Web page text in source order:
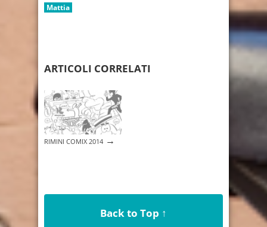
Mattia
ARTICOLI CORRELATI
RIMINI COMIX 2014 →
Back to Top ↑